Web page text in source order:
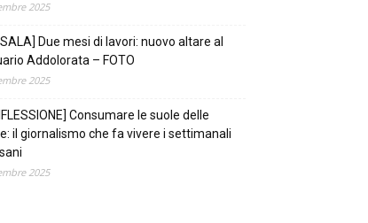
2025
Due mesi di lavori: nuovo altare al
Addolorata – FOTO
2025
Consumare le suole delle
il giornalismo che fa vivere i settimanali
2025